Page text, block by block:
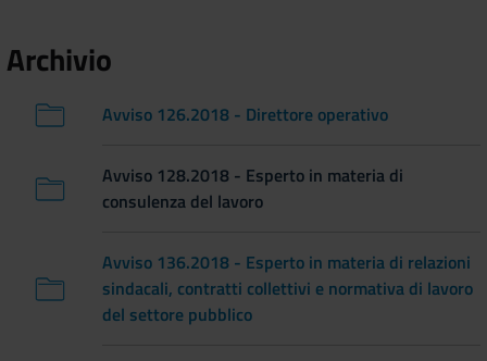
Archivio
Avviso 126.2018 - Direttore operativo
Avviso 128.2018 - Esperto in materia di
consulenza del lavoro
Avviso 136.2018 - Esperto in materia di relazioni
sindacali, contratti collettivi e normativa di lavoro
del settore pubblico